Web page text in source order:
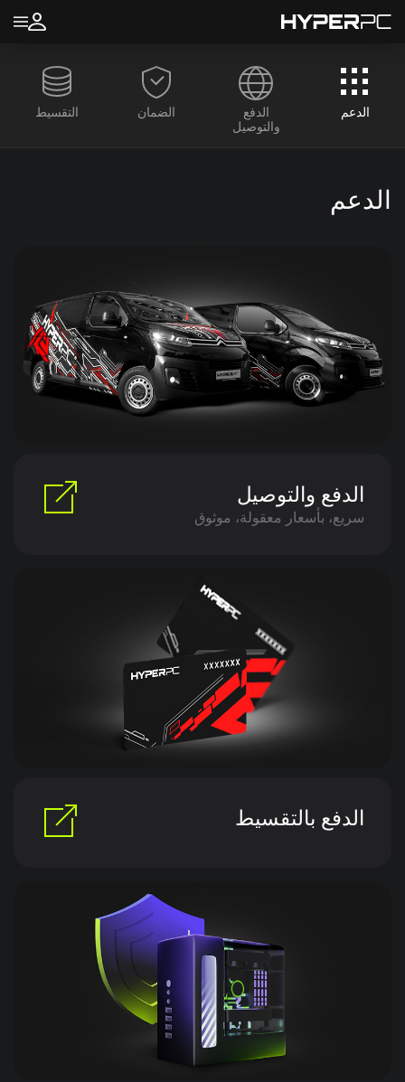
الدعم
الدفع
والتوصيل
الضمان التقسيط
الدعم
الدفع والتوصيل
سريع، بأسعار معقولة، موثوق
الدفع بالتقسيط